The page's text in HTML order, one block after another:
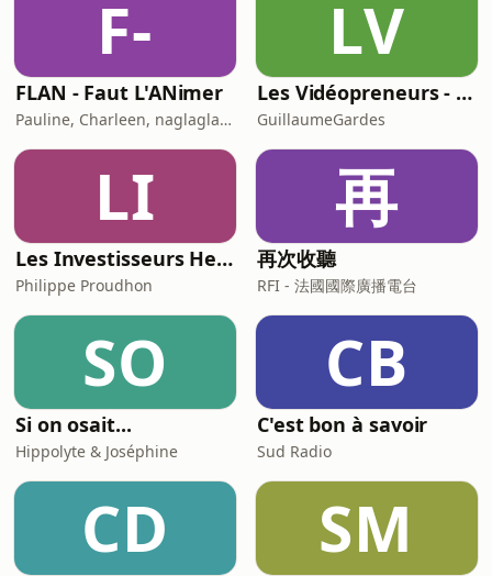
F-
FLAN - Faut L'ANimer
Pauline, Charleen, naglaglasson, Élabète
LV
Les Vidéopreneurs - Le Podcast des vidéastes entrepreneurs.
GuillaumeGardes
LI
Les Investisseurs Heureux : le podcast sans langue de bois
Philippe Proudhon
再
再次收聽
RFI - 法國國際廣播電台
SO
Si on osait...
Hippolyte & Joséphine
CB
C'est bon à savoir
Sud Radio
CD SM